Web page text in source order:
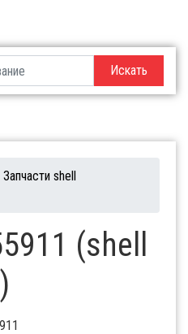
Искать
Запчасти shell
(shell